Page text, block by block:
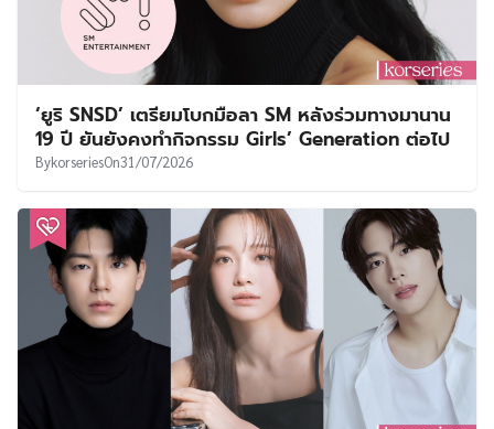
‘ยูริ SNSD’ เตรียมโบกมือลา SM หลังร่วมทางมานาน
19 ปี ยันยังคงทำกิจกรรม Girls’ Generation ต่อไป
BykorseriesOn31/07/2026